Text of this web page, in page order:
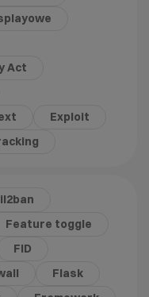
Act
Exploit
Feature toggle
FID
Flask